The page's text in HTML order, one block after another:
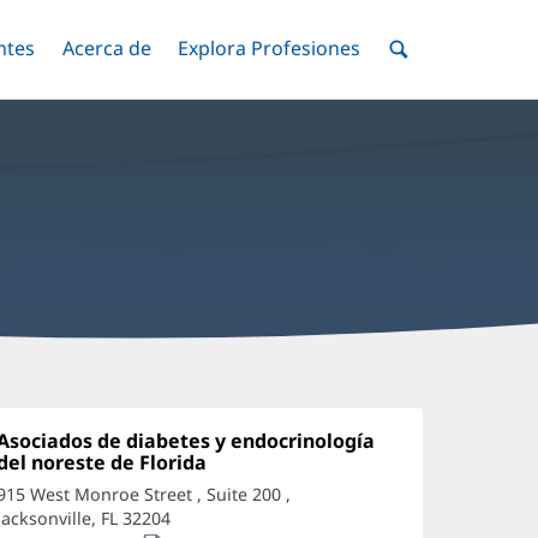
Menú
Alternar
Acerca deMenúAlternar
Explora Profesiones MenúAlternar
de diabetes y endocrinología
noreste de Florida (Se
abre
en
West Monroe Street , Suite 200 ,
FL 32204(Se